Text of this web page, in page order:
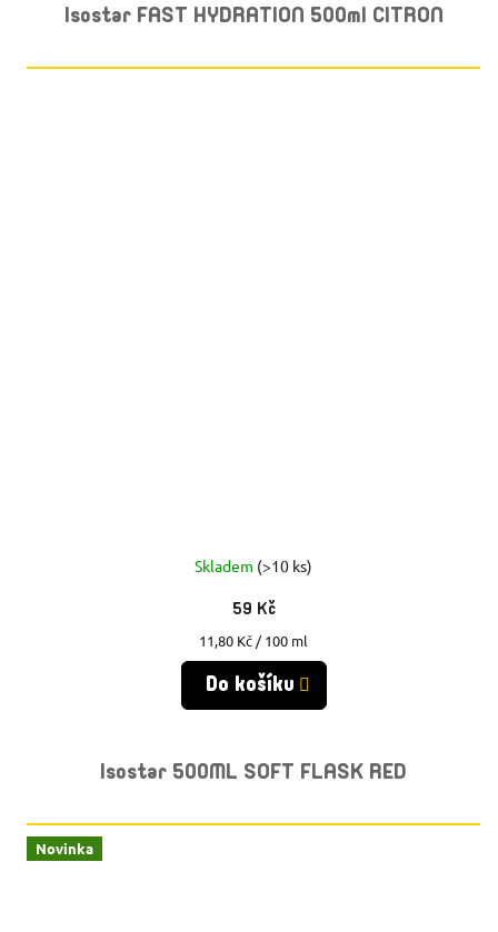
Isostar FAST HYDRATION 500ml CITRON
Skladem (>10 ks)
59 Kč
Měrná
cena:
11,80 Kč / 100 ml
Do košíku
Isostar 500ML SOFT FLASK RED
Novinka